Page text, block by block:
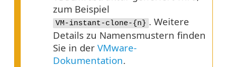
zum Beispiel
VM-instant-clone-{n} . Weitere
Details zu Namensmustern finden
Sie in der VMware-
Dokumentation.